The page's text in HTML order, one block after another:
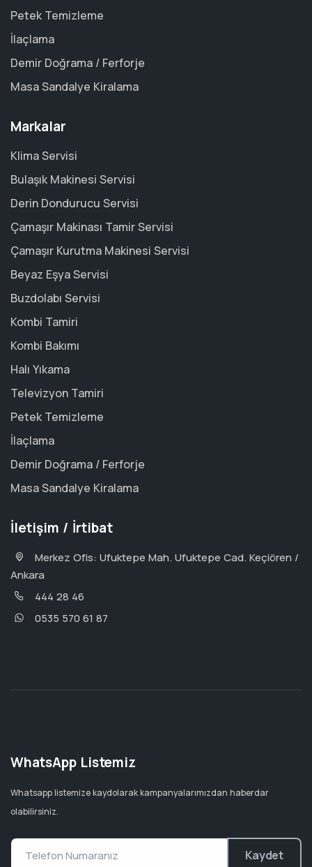
Petek Temizleme
İlaçlama
Demir Doğrama / Ferforje
Masa Sandalye Kiralama
Markalar
Klima Servisi
Bulaşık Makinesi Servisi
Derin Dondurucu Servisi
Çamaşır Makinası Tamir Servisi
Çamaşır Kurutma Makinesi Servisi
Beyaz Eşya Servisi
Buzdolabı Servisi
Kombi Tamiri
Kombi Bakımı
Halı Yıkama
Televizyon Tamiri
Petek Temizleme
İlaçlama
Demir Doğrama / Ferforje
Masa Sandalye Kiralama
İletişim / İrtibat
Merkez Ofis: Ufuktepe Mah. Ufuktepe Cad. Keçiören /
Ankara
444 28 46
0535 570 61 87
WhatsApp Listemiz
Whatsapp listemize kaydolarak kampanyalarımızdan haberdar
olabilirsiniz.
Kaydet